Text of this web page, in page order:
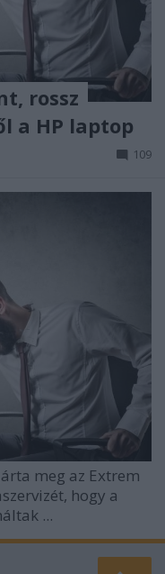
rossz
a HP laptop
109
meg az Extrem
hogy a
...